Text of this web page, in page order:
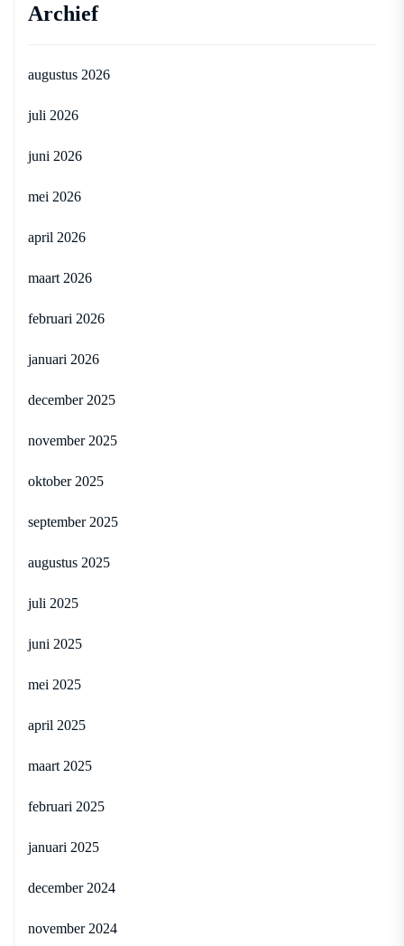
Archief
augustus 2026
juli 2026
juni 2026
mei 2026
april 2026
maart 2026
februari 2026
januari 2026
december 2025
november 2025
oktober 2025
september 2025
augustus 2025
juli 2025
juni 2025
mei 2025
april 2025
maart 2025
februari 2025
januari 2025
december 2024
november 2024